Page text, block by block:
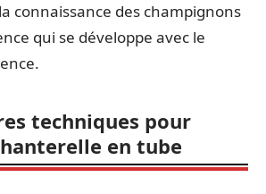
connaissance des champignons
qui se développe avec le
techniques pour
en tube